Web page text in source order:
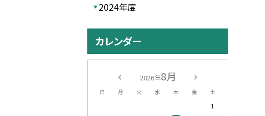
2024年度
カレンダー
2026年8月
日 月 火 水 木 金 土
1